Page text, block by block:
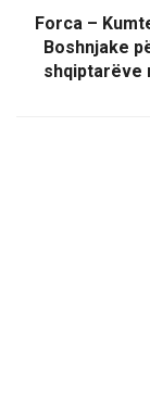
Forca –
Boshnjake
shqiptarëve